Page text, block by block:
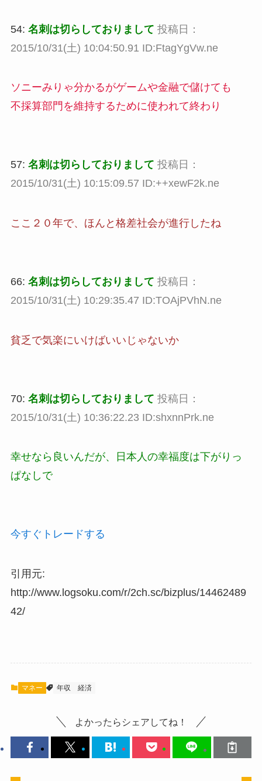
54: 名刺は切らしておりまして 投稿日：
2015/10/31(土) 10:04:50.91 ID:FtagYgVw.ne
ソニーみりゃ分かるがゲームや金融で儲けても
不採算部門を維持するために使われて終わり
57: 名刺は切らしておりまして 投稿日：
2015/10/31(土) 10:15:09.57 ID:++xewF2k.ne
ここ２０年で、ほんと格差社会が進行したね
66: 名刺は切らしておりまして 投稿日：
2015/10/31(土) 10:29:35.47 ID:TOAjPVhN.ne
貧乏で気楽にいけばいいじゃないか
70: 名刺は切らしておりまして 投稿日：
2015/10/31(土) 10:36:22.23 ID:shxnnPrk.ne
幸せなら良いんだが、日本人の幸福度は下がりっ
ぱなしで
今すぐトレードする
引用元:
http://www.logsoku.com/r/2ch.sc/bizplus/14462489
42/
マネー 年収 経済
よかったらシェアしてね！